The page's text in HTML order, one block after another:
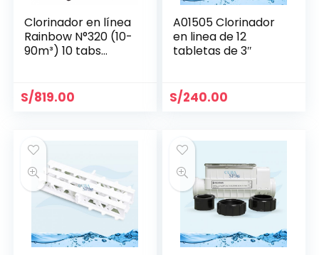
Clorinador en línea
Rainbow N°320 (10-
90m³) 10 tabs
S/819.00
A01505 Clorinador
en linea de 12
tabletas de 3″
S/240.00